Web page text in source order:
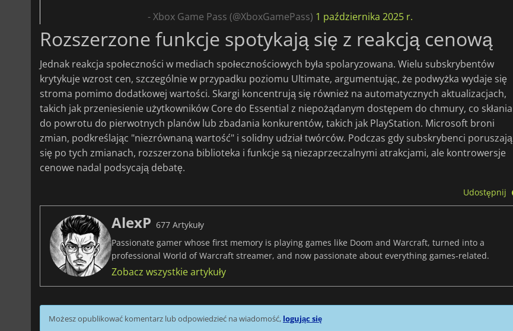
- Xbox Game Pass (@XboxGamePass) 1 października 2025 r.
Rozszerzone funkcje spotykają się z reakcją cenową
Jednak reakcja społeczności w mediach społecznościowych była spolaryzowana. Wielu subskrybentów
krytykuje wzrost cen, szczególnie w przypadku poziomu Ultimate, argumentując, że podwyżka wydaje się
stroma pomimo dodatkowej wartości. Skargi koncentrują się również na automatycznych aktualizacjach,
takich jak przeniesienie użytkowników Core do Essential z niepożądanym dostępem do chmury, co skłania
do powrotu do pierwotnych planów lub zbadania konkurentów, takich jak PlayStation. Microsoft broni
zmian, podkreślając "niezrównaną wartość" i solidny udział twórców. Podczas gdy subskrybenci poruszają
się po tych zmianach, rozszerzona biblioteka i funkcje są niezaprzeczalnymi atrakcjami, ale kontrowersje
cenowe nadal podsycają debatę.
Udostępnij
AlexP 677 Artykuły
Passionate gamer whose first memory is playing games like Doom and Warcraft, turned into a
professional World of Warcraft streamer, and now passionate about everything games-related.
Zobacz wszystkie artykuły
Możesz opublikować komentarz lub odpowiedzieć na wiadomość, logując się